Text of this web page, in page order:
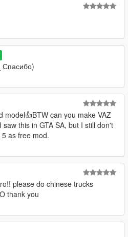
Спасибо)
model👍BTW can you make VAZ
this in GTA SA, but I still don't
as free mod.
please do chinese trucks
thank you